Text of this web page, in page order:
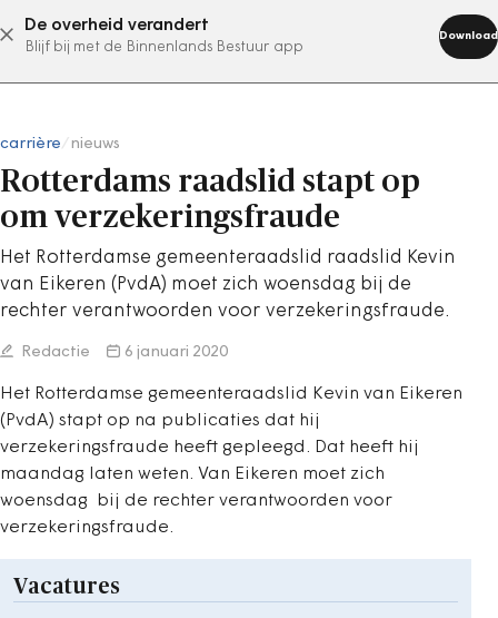
De overheid verandert
Blijf bij met de Binnenlands Bestuur app
Download
abonneer nu
carrière nieuws
Rotterdams raadslid stapt op
om verzekeringsfraude
Het Rotterdamse gemeenteraadslid raadslid Kevin
van Eikeren (PvdA) moet zich woensdag bij de
rechter verantwoorden voor verzekeringsfraude.
Redactie 6 januari 2020
Het Rotterdamse gemeenteraadslid Kevin van Eikeren
(PvdA) stapt op na publicaties dat hij
verzekeringsfraude heeft gepleegd. Dat heeft hij
maandag laten weten. Van Eikeren moet zich
woensdag bij de rechter verantwoorden voor
verzekeringsfraude.
Vacatures